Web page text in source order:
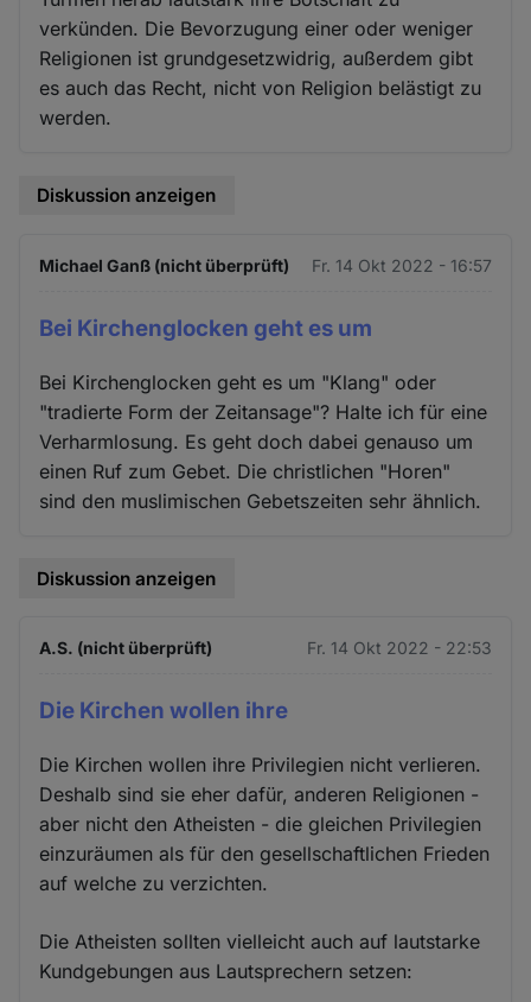
verkünden. Die Bevorzugung einer oder weniger
Religionen ist grundgesetzwidrig, außerdem gibt
es auch das Recht, nicht von Religion belästigt zu
werden.
Diskussion anzeigen
Michael Ganß (nicht überprüft) Fr. 14 Okt 2022 - 16:57
Bei Kirchenglocken geht es um
Bei Kirchenglocken geht es um "Klang" oder
"tradierte Form der Zeitansage"? Halte ich für eine
Verharmlosung. Es geht doch dabei genauso um
einen Ruf zum Gebet. Die christlichen "Horen"
sind den muslimischen Gebetszeiten sehr ähnlich.
Diskussion anzeigen
A.S. (nicht überprüft) Fr. 14 Okt 2022 - 22:53
Die Kirchen wollen ihre
Die Kirchen wollen ihre Privilegien nicht verlieren.
Deshalb sind sie eher dafür, anderen Religionen -
aber nicht den Atheisten - die gleichen Privilegien
einzuräumen als für den gesellschaftlichen Frieden
auf welche zu verzichten.
Die Atheisten sollten vielleicht auch auf lautstarke
Kundgebungen aus Lautsprechern setzen: